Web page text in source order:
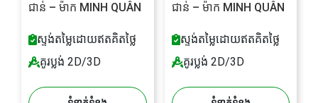
ជាន់ – ម៉ាក MINH QUÂN
ស្ទង់តម្លៃដោយឥតគិតថ្លៃ
គូរប្លង់ 2D/3D
ជាន់ – ម៉ាក MINH QUÂN
ស្ទង់តម្លៃដោយឥតគិតថ្លៃ
គូរប្លង់ 2D/3D